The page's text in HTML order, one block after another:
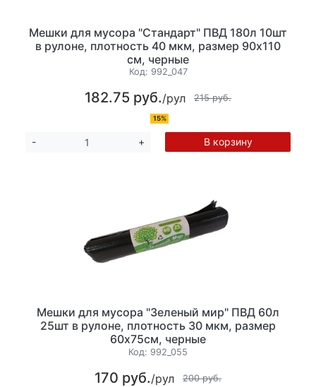
Мешки для мусора "Стандарт" ПВД 180л 10шт
в рулоне, плотность 40 мкм, размер 90х110
см, черные
Код: 992_047
182.75 руб./рул 215 руб.
15%
- + В корзину
Мешки для мусора "Зеленый мир" ПВД 60л
25шт в рулоне, плотность 30 мкм, размер
60х75см, черные
Код: 992_055
170 руб./рул 200 руб.